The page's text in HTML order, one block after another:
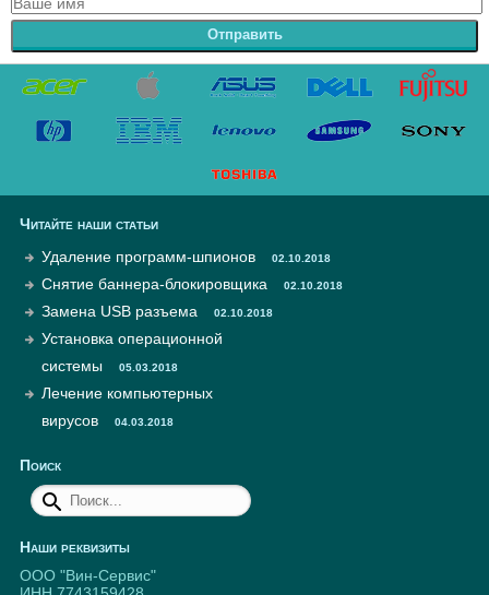
Отправить
Читайте наши статьи
Удаление программ-шпионов
02.10.2018
Снятие баннера-блокировщика 02.10.2018
Замена USB разъема 02.10.2018
Установка операционной
системы
05.03.2018
Лечение компьютерных
вирусов
04.03.2018
Поиск
Наши реквизиты
ООО "Вин-Сервис"